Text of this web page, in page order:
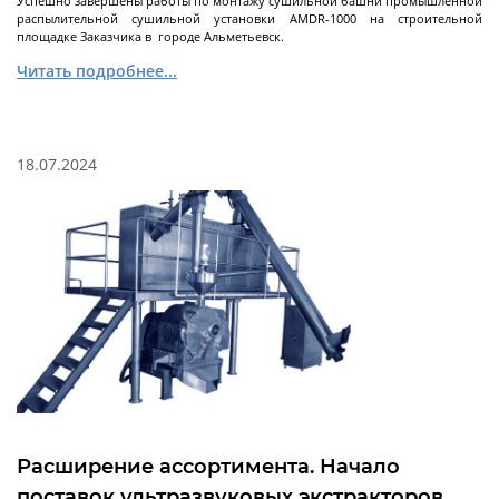
Струйные
Струйные мельницы с псевдоожиженным
Спирально-струйные мельницы
Паровые струйные мельницы
Вихревые мельницы
Воздушные центробежные классификаторы -
сортировщики
Далее
Исследование
поверхностных
распылительной сушильной установки AMDR-1000 на строительной
площадке Заказчика в городе Альметьевск.
Читать подробнее...
18.07.2024
Расширение ассортимента. Начало